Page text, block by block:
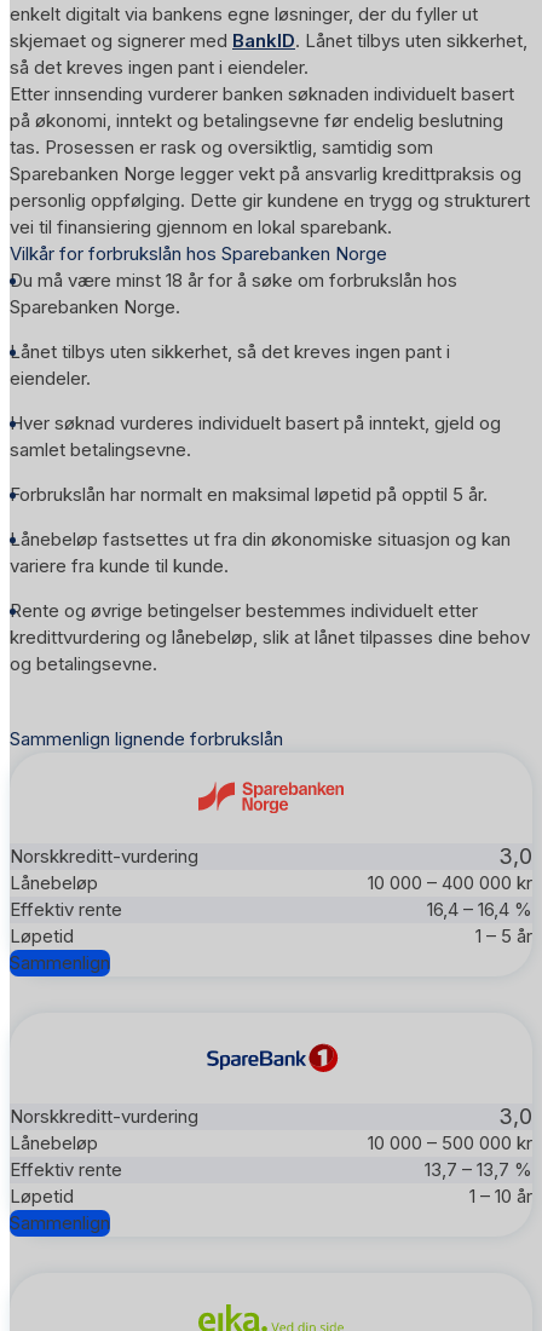
enkelt digitalt via bankens egne løsninger, der du fyller ut
skjemaet og signerer med BankID. Lånet tilbys uten sikkerhet,
så det kreves ingen pant i eiendeler.
Etter innsending vurderer banken søknaden individuelt basert
på økonomi, inntekt og betalingsevne før endelig beslutning
tas. Prosessen er rask og oversiktlig, samtidig som
Sparebanken Norge legger vekt på ansvarlig kredittpraksis og
personlig oppfølging. Dette gir kundene en trygg og strukturert
vei til finansiering gjennom en lokal sparebank.
Vilkår for forbrukslån hos Sparebanken Norge
Du må være minst 18 år for å søke om forbrukslån hos
Sparebanken Norge.
Lånet tilbys uten sikkerhet, så det kreves ingen pant i
eiendeler.
Hver søknad vurderes individuelt basert på inntekt, gjeld og
samlet betalingsevne.
Forbrukslån har normalt en maksimal løpetid på opptil 5 år.
Lånebeløp fastsettes ut fra din økonomiske situasjon og kan
variere fra kunde til kunde.
Rente og øvrige betingelser bestemmes individuelt etter
kredittvurdering og lånebeløp, slik at lånet tilpasses dine behov
og betalingsevne.
Sammenlign lignende forbrukslån
3,0
10 000 – 400 000 kr
16,4 – 16,4 %
1 – 5 år
Sammenlign
3,0
10 000 – 500 000 kr
13,7 – 13,7 %
1 – 10 år
Sammenlign